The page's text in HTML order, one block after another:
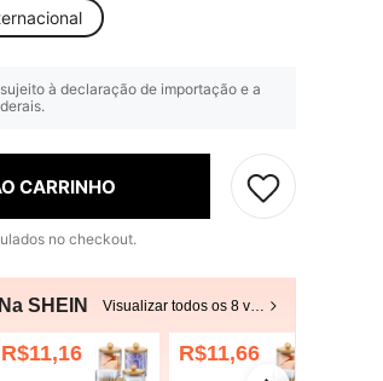
à declaração de importação e a
CARRINHO
no checkout.
SHEIN Visualizar todos os 8 vendedores
R$11,16 R$11,66